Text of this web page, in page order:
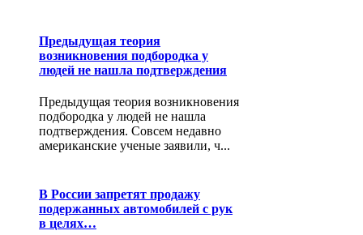
Предыдущая теория
возникновения подбородка у
людей не нашла подтверждения
Предыдущая теория возникновения
подбородка у людей не нашла
подтверждения. Совсем недавно
американские ученые заявили, ч...
В России запретят продажу
подержанных автомобилей с рук
в целях…